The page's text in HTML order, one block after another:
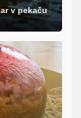
v pekaču